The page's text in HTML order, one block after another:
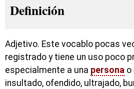
Definición
Adjetivo. Este vocablo pocas
registrado y tiene un uso poco
especialmente a una persona o
insultado, ofendido, ultrajado,